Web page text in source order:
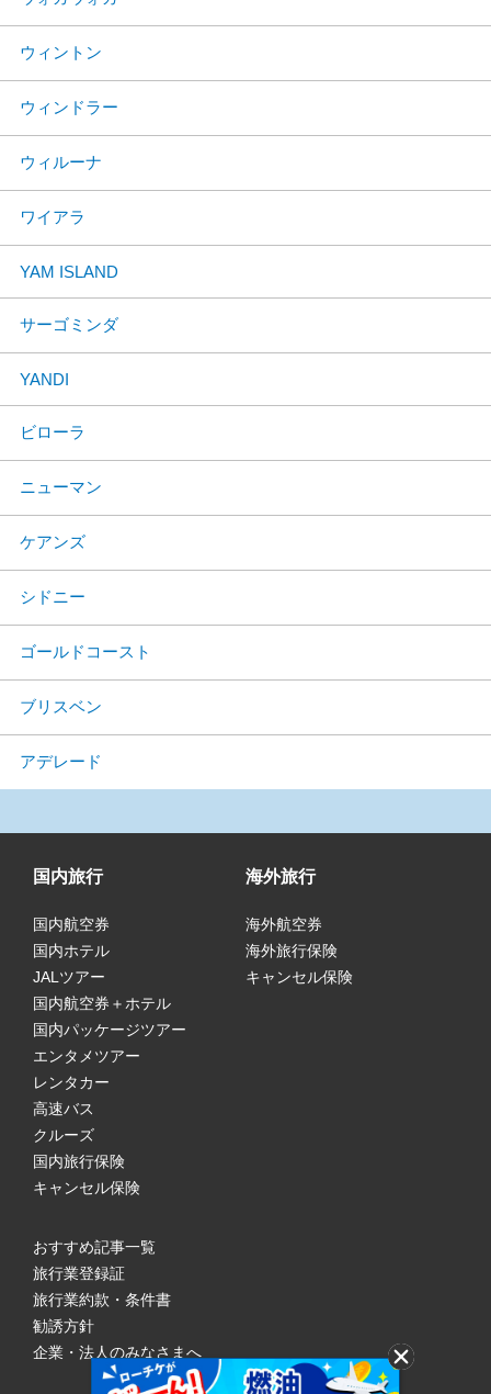
ウィントン
ウィンドラー
ウィルーナ
ワイアラ
YAM ISLAND
サーゴミンダ
YANDI
ビローラ
ニューマン
ケアンズ
シドニー
ゴールドコースト
ブリスベン
アデレード
国内旅行
国内航空券
国内ホテル
JALツアー
国内航空券＋ホテル
国内パッケージツアー
エンタメツアー
レンタカー
高速バス
クルーズ
国内旅行保険
キャンセル保険
海外旅行
海外航空券
海外旅行保険
キャンセル保険
おすすめ記事一覧
旅行業登録証
旅行業約款・条件書
勧誘方針
企業・法人のみなさまへ